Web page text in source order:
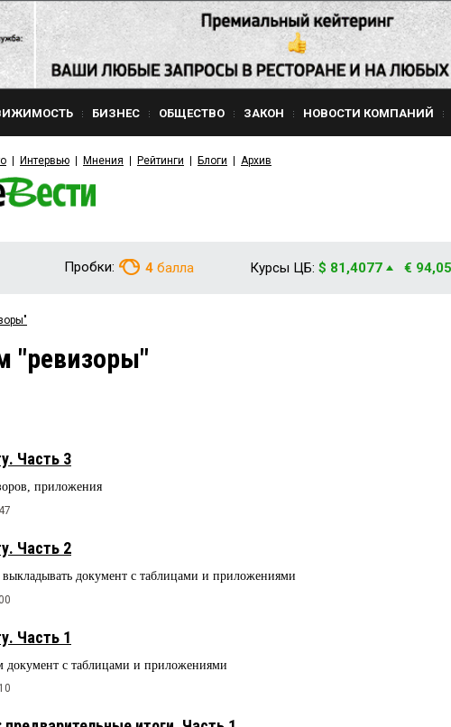
БИЗНЕС ОБЩЕСТВО ЗАКОН НОВОСТИ КОМПАНИЙ
Интервью Мнения Рейтинги Блоги Архив
Пробки: 4 балла Курсы ЦБ: $ 81,4077 €
"ревизоры"
Часть 3
приложения
Часть 2
документ с таблицами и приложениями
Часть 1
документ с таблицами и приложениями